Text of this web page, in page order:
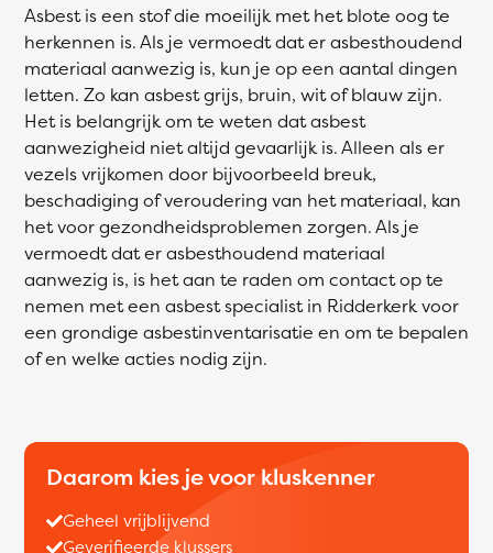
Asbest is een stof die moeilijk met het blote oog te
herkennen is. Als je vermoedt dat er asbesthoudend
materiaal aanwezig is, kun je op een aantal dingen
letten. Zo kan asbest grijs, bruin, wit of blauw zijn.
Het is belangrijk om te weten dat asbest
aanwezigheid niet altijd gevaarlijk is. Alleen als er
vezels vrijkomen door bijvoorbeeld breuk,
beschadiging of veroudering van het materiaal, kan
het voor gezondheidsproblemen zorgen. Als je
vermoedt dat er asbesthoudend materiaal
aanwezig is, is het aan te raden om contact op te
nemen met een asbest specialist in Ridderkerk voor
een grondige asbestinventarisatie en om te bepalen
of en welke acties nodig zijn.
Daarom kies je voor kluskenner
Geheel vrijblijvend
Geverifieerde klussers